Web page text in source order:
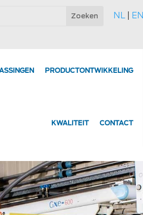
NL| EN
PRODUCT­ONTWIKKELING
KWALITEIT CONTACT